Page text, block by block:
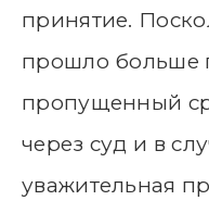
принятие.
прошло больше
пропущенный
через суд и в
уважительная